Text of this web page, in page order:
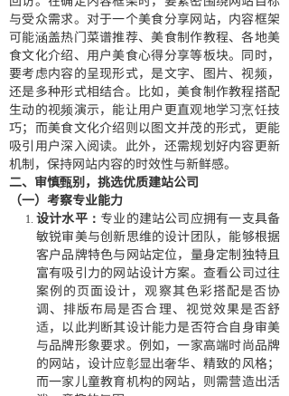
与受众需求。对于一个美食分享网站，内容框架
可能涵盖热门菜谱推荐、美食制作教程、各地美
食文化介绍、用户美食心得分享等板块。同时，
要考虑内容的呈现形式，是文字、图片、视频，
还是多种形式相结合。比如，美食制作教程搭配
生动的视频演示，能让用户更直观地学习烹饪技
巧；而美食文化介绍则以图文并茂的形式，更能
吸引用户深入阅读。此外，还需规划好内容更新
机制，保持网站内容的时效性与新鲜感。
二、审慎甄别，挑选优质建站公司
（一）考察专业能力
设计水平： 专业的建站公司应拥有一支具备
敏锐审美与创新思维的设计团队，能够根据
客户品牌特色与网站定位，量身定制独特且
富有吸引力的网站设计方案。查看公司过往
案例的页面设计，观察其色彩搭配是否协
调、排版布局是否合理、视觉效果是否舒
适，以此判断其设计能力是否符合自身审美
与品牌形象要求。例如，一家高端时尚品牌
的网站，设计应彰显出奢华、精致的风格；
而一家儿童教育机构的网站，则需营造出活